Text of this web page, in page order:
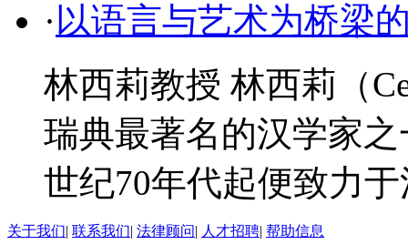
·以语言与艺术为桥梁
林西莉教授 林西莉（
瑞典最著名的汉学家
世纪70年代起便致力于
关于我们| 联系我们| 法律顾问| 人才招聘| 帮助信息